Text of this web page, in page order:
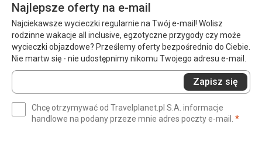
Najlepsze oferty na e-mail
Najciekawsze wycieczki regularnie na Twój e-mail! Wolisz
rodzinne wakacje all inclusive, egzotyczne przygody czy może
wycieczki objazdowe? Prześlemy oferty bezpośrednio do Ciebie.
Nie martw się - nie udostępnimy nikomu Twojego adresu e-mail.
Wprowadź
swój
(wymagane)
Zapisz się
Chcę otrzymywać od Travelplanet.pl S.A. informacje
handlowe na podany przeze mnie adres poczty e-mail. *